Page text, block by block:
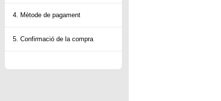
4. Mètode de pagament
5. Confirmació de la compra